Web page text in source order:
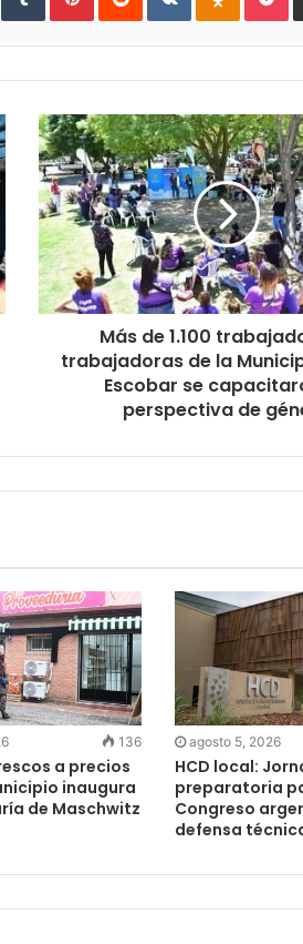
Más de 1.100
trabajadoras de la
Escobar se
perspectiva de
136
a precios
inaugura
de Maschwitz
agosto 5, 2026
HCD local:
preparatoria
Congreso
defensa